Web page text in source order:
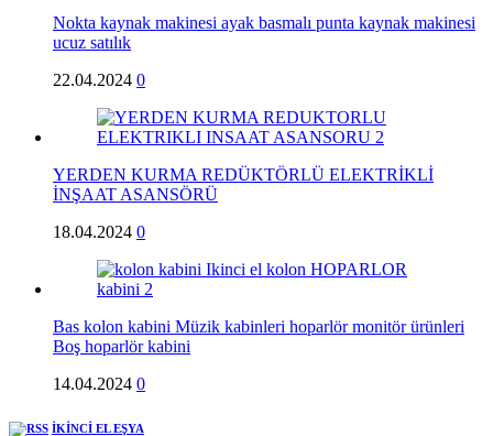
Nokta kaynak makinesi ayak basmalı punta kaynak makinesi
ucuz satılık
22.04.2024 0
YERDEN KURMA REDÜKTÖRLÜ ELEKTRİKLİ
İNŞAAT ASANSÖRÜ
18.04.2024 0
Bas kolon kabini Müzik kabinleri hoparlör monitör ürünleri
Boş hoparlör kabini
14.04.2024 0
İKİNCİ EL EŞYA